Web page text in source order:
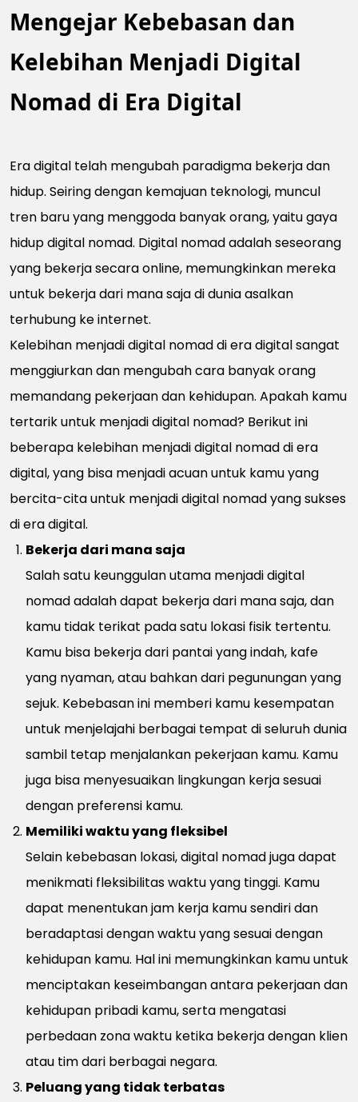
Mengejar Kebebasan dan
Kelebihan Menjadi Digital
Nomad di Era Digital
Era digital telah mengubah paradigma bekerja dan
hidup. Seiring dengan kemajuan teknologi, muncul
tren baru yang menggoda banyak orang, yaitu gaya
hidup digital nomad. Digital nomad adalah seseorang
yang bekerja secara online, memungkinkan mereka
untuk bekerja dari mana saja di dunia asalkan
terhubung ke internet.
Kelebihan menjadi digital nomad di era digital sangat
menggiurkan dan mengubah cara banyak orang
memandang pekerjaan dan kehidupan. Apakah kamu
tertarik untuk menjadi digital nomad? Berikut ini
beberapa kelebihan menjadi digital nomad di era
digital, yang bisa menjadi acuan untuk kamu yang
bercita-cita untuk menjadi digital nomad yang sukses
di era digital.
Bekerja dari mana saja
Salah satu keunggulan utama menjadi digital
nomad adalah dapat bekerja dari mana saja, dan
kamu tidak terikat pada satu lokasi fisik tertentu.
Kamu bisa bekerja dari pantai yang indah, kafe
yang nyaman, atau bahkan dari pegunungan yang
sejuk. Kebebasan ini memberi kamu kesempatan
untuk menjelajahi berbagai tempat di seluruh dunia
sambil tetap menjalankan pekerjaan kamu. Kamu
juga bisa menyesuaikan lingkungan kerja sesuai
dengan preferensi kamu.
Memiliki waktu yang fleksibel
Selain kebebasan lokasi, digital nomad juga dapat
menikmati fleksibilitas waktu yang tinggi. Kamu
dapat menentukan jam kerja kamu sendiri dan
beradaptasi dengan waktu yang sesuai dengan
kehidupan kamu. Hal ini memungkinkan kamu untuk
menciptakan keseimbangan antara pekerjaan dan
kehidupan pribadi kamu, serta mengatasi
perbedaan zona waktu ketika bekerja dengan klien
atau tim dari berbagai negara.
Peluang yang tidak terbatas